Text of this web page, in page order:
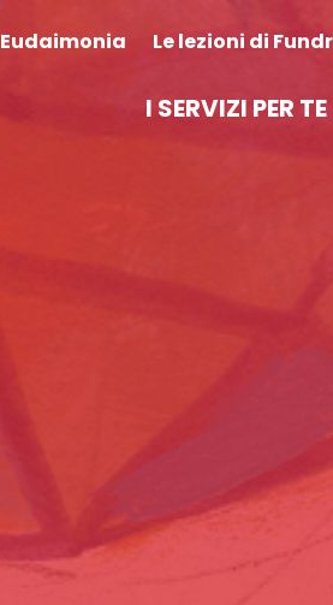
Eudaimonia Le lezioni di
I SERVIZI PER TE